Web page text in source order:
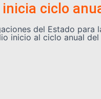
inicia ciclo
del Estado
inicio al ciclo anual